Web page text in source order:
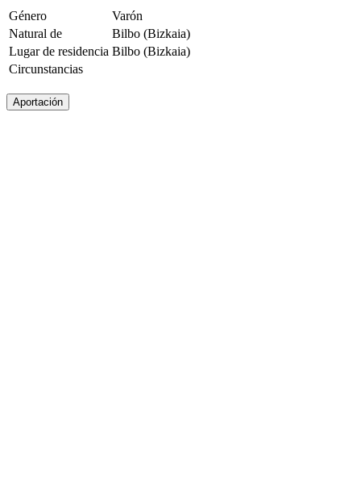
Género
Varón
Natural de
Bilbo (Bizkaia)
Lugar de residencia Bilbo (Bizkaia)
Circunstancias